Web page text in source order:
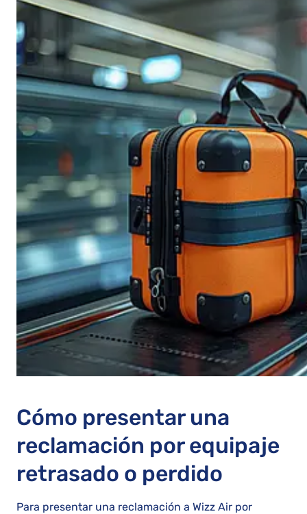
Cómo presentar una
reclamación por equipaje
retrasado o perdido
Para presentar una reclamación a Wizz Air por